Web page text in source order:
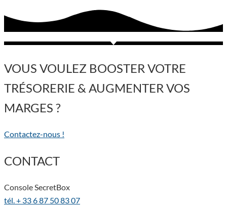
VOUS VOULEZ BOOSTER VOTRE
TRÉSORERIE & AUGMENTER VOS
MARGES ?
Contactez-nous !
CONTACT
Console SecretBox
tél. + 33 6 87 50 83 07